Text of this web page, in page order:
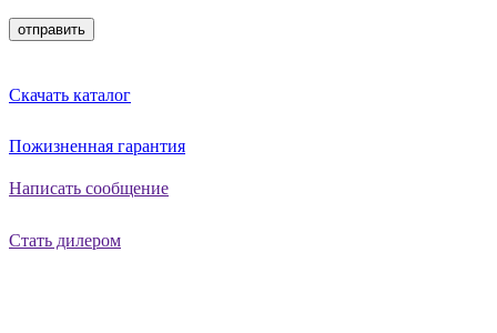
Скачать каталог
Пожизненная гарантия
Написать сообщение
Стать дилером